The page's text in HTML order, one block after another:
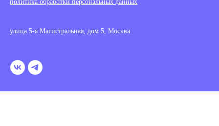
политика обработки персональных данных
улица 5-я Магистральная, дом 5, Москва